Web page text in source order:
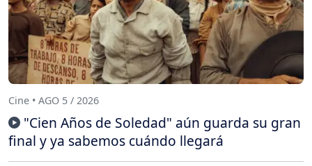
Cine • AGO 5 / 2026
"Cien Años de Soledad" aún guarda su gran
final y ya sabemos cuándo llegará